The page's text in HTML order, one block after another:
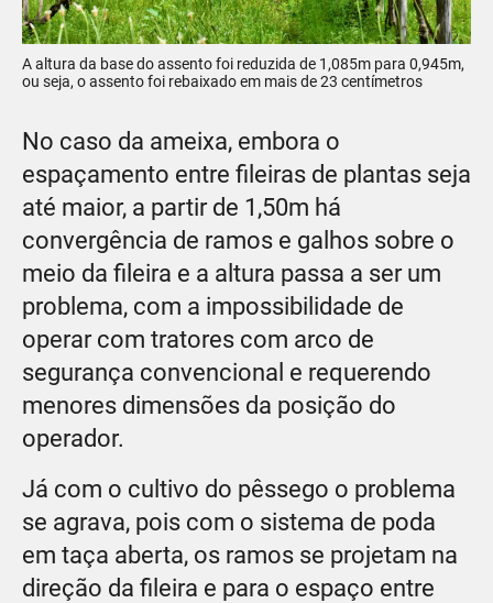
A altura da base do assento foi reduzida de 1,085m para 0,945m,
ou seja, o assento foi rebaixado em mais de 23 centímetros
No caso da ameixa, embora o
espaçamento entre fileiras de plantas seja
até maior, a partir de 1,50m há
convergência de ramos e galhos sobre o
meio da fileira e a altura passa a ser um
problema, com a impossibilidade de
operar com tratores com arco de
segurança convencional e requerendo
menores dimensões da posição do
operador.
Já com o cultivo do pêssego o problema
se agrava, pois com o sistema de poda
em taça aberta, os ramos se projetam na
direção da fileira e para o espaço entre